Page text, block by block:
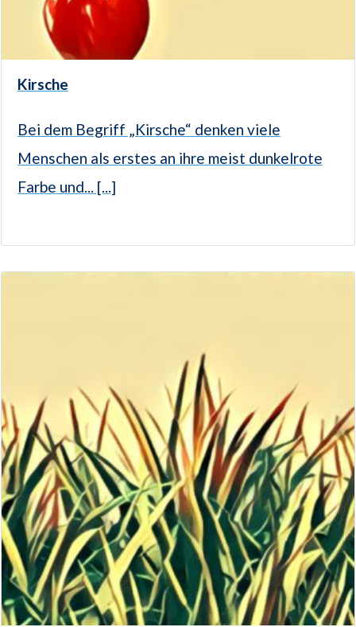
Kirsche
Bei dem Begriff „Kirsche“ denken viele
Menschen als erstes an ihre meist dunkelrote
Farbe und... [...]